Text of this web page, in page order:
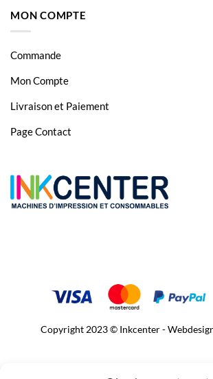
MON COMPTE
Commande
Mon Compte
Livraison et Paiement
Page Contact
Copyright 2023 © Inkcenter -